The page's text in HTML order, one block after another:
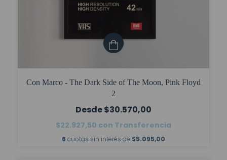
Con Marco - The Dark Side of The Moon, Pink Floyd
2
$30.570,00
$22.927,50 con Transferencia
6 cuotas sin interés de $5.095,00